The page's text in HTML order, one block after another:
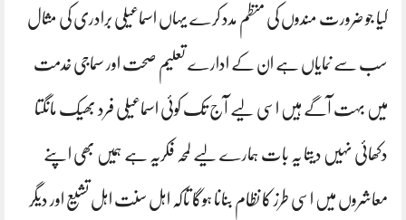
کیا جو ضرورت مندوں کی منظم مدد کرے یہاں اسماعیلی برادری کی مثال
سب سے نمایاں ہے ان کے ادارے تعلیم صحت اور سماجی خدمت
میں بہت آگے ہیں اسی لیے آج تک کوئی اسماعیلی فرد بھیک مانگتا
دکھائی نہیں دیتا یہ بات ہمارے لیے لمحہ فکریہ ہے ہمیں بھی اپنے
معاشروں میں اسی طرز کا نظام بنانا ہوگا تاکہ اہل سنت اہل تشیع اور دیگر